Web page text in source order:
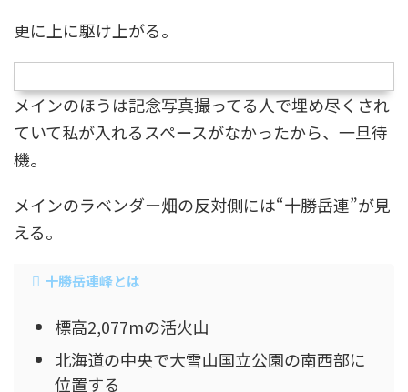
更に上に駆け上がる。
メインのほうは記念写真撮ってる人で埋め尽くされ
ていて私が入れるスペースがなかったから、一旦待
機。
メインのラベンダー畑の反対側には“十勝岳連”が見
える。
十勝岳連峰とは
標高2,077mの活火山
北海道の中央で大雪山国立公園の南西部に
位置する